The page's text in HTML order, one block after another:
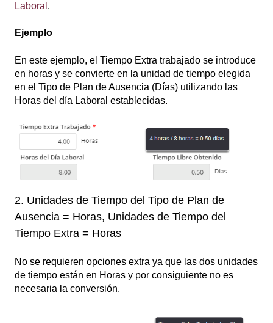
Laboral .
Ejemplo
En este ejemplo, el Tiempo Extra trabajado se introduce
en horas y se convierte en la unidad de tiempo elegida
en el Tipo de Plan de Ausencia (Días) utilizando las
Horas del día Laboral establecidas.
2. Unidades de Tiempo del Tipo de Plan de
Ausencia = Horas, Unidades de Tiempo del
Tiempo Extra = Horas
No se requieren opciones extra ya que las dos unidades
de tiempo están en Horas y por consiguiente no es
necesaria la conversión.